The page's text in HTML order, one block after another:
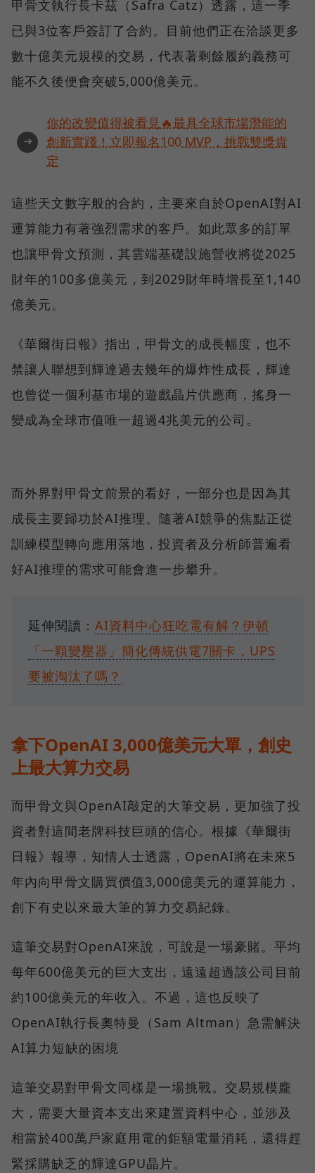
甲骨文執行長卡茲（Safra Catz）透露，這一季
已與3位客戶簽訂了合約。目前他們正在洽談更多
數十億美元規模的交易，代表著剩餘履約義務可
能不久後便會突破5,000億美元。
➜
你的改變值得被看見🔥最具全球市場潛能的
創新實踐！立即報名100 MVP，挑戰雙獎肯
定
這些天文數字般的合約，主要來自於OpenAI對AI
運算能力有著強烈需求的客戶。如此眾多的訂單
也讓甲骨文預測，其雲端基礎設施營收將從2025
財年的100多億美元，到2029財年時增長至1,140
億美元。
《華爾街日報》指出，甲骨文的成長幅度，也不
禁讓人聯想到輝達過去幾年的爆炸性成長，輝達
也曾從一個利基市場的遊戲晶片供應商，搖身一
變成為全球市值唯一超過4兆美元的公司。
而外界對甲骨文前景的看好，一部分也是因為其
成長主要歸功於AI推理。隨著AI競爭的焦點正從
訓練模型轉向應用落地，投資者及分析師普遍看
好AI推理的需求可能會進一步攀升。
延伸閱讀： AI資料中心狂吃電有解？伊頓
「一顆變壓器」簡化傳統供電7關卡，UPS
要被淘汰了嗎？
拿下OpenAI 3,000億美元大單，創史
上最大算力交易
而甲骨文與OpenAI敲定的大筆交易，更加強了投
資者對這間老牌科技巨頭的信心。根據《華爾街
日報》報導，知情人士透露，OpenAI將在未來5
年內向甲骨文購買價值3,000億美元的運算能力，
創下有史以來最大筆的算力交易紀錄。
這筆交易對OpenAI來說，可說是一場豪賭。平均
每年600億美元的巨大支出，遠遠超過該公司目前
約100億美元的年收入。不過，這也反映了
OpenAI執行長奧特曼（Sam Altman）急需解決
AI算力短缺的困境
這筆交易對甲骨文同樣是一場挑戰。交易規模龐
大，需要大量資本支出來建置資料中心，並涉及
相當於400萬戶家庭用電的鉅額電量消耗，還得趕
緊採購缺乏的輝達GPU晶片。